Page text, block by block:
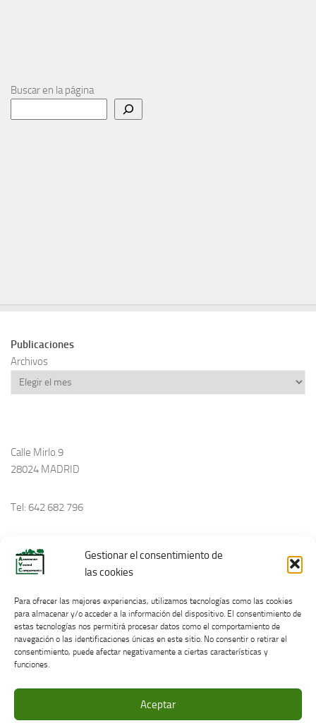
Gestionar el consentimiento de
las cookies
Para ofrecer las mejores experiencias, utilizamos tecnologías como las cookies
para almacenar y/o acceder a la información del dispositivo. El consentimiento de
estas tecnologías nos permitirá procesar datos como el comportamiento de
navegación o las identificaciones únicas en este sitio. No consentir o retirar el
consentimiento, puede afectar negativamente a ciertas características y
funciones.
Aceptar
Buscar en la página
Publicaciones
Archivos
Calle Mirlo 9
28024 MADRID
Tel: 642 682 796